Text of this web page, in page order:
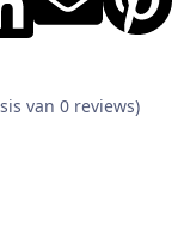
van 0 reviews)